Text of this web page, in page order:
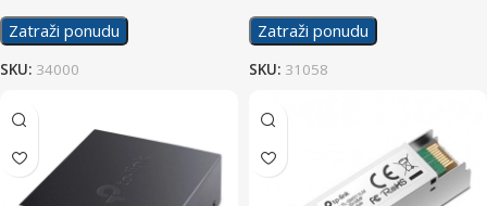
Zatraži ponudu
SKU: 34000
Zatraži ponudu
SKU: 31058